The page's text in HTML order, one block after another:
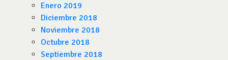
Enero 2019
Diciembre 2018
Noviembre 2018
Octubre 2018
Septiembre 2018